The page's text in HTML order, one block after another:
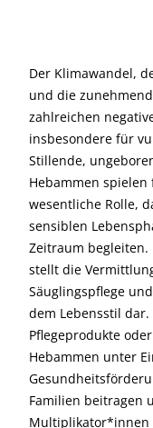
Der Klimawandel,
und die
zahlreichen
insbesondere für
Stillende,
Hebammen
wesentliche Rolle,
sensiblen
Zeitraum begleiten.
stellt die
Säuglingspflege
dem Lebensstil
Pflegeprodukte
Hebammen unter
Familien beitragen
Multiplikator*innen